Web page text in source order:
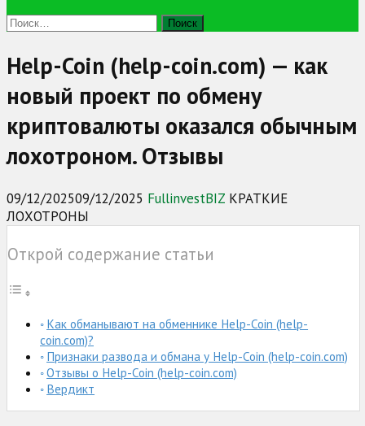
Найти:
Help-Coin (help-coin.com) — как
новый проект по обмену
криптовалюты оказался обычным
лохотроном. Отзывы
09/12/202509/12/2025 FullinvestBIZ КРАТКИЕ
ЛОХОТРОНЫ
Открой содержание статьи
Как обманывают на обменнике Help-Coin (help-
coin.com)?
Признаки развода и обмана у Help-Coin (help-coin.com)
Отзывы о Help-Coin (help-coin.com)
Вердикт